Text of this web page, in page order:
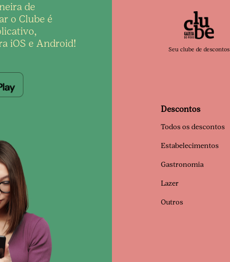
de
o Clube é
iOS e Android!
Seu clube de descontos
Descontos
Todos os descontos
Estabelecimentos
Gastronomia
Lazer
Outros